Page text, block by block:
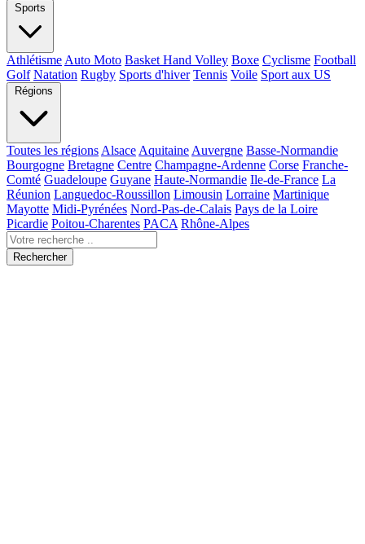
Sports
Athlétisme Auto Moto Basket Hand Volley Boxe Cyclisme Football
Golf Natation Rugby Sports d'hiver Tennis Voile Sport aux US
Régions
Toutes les régions Alsace Aquitaine Auvergne Basse-Normandie
Bourgogne Bretagne Centre Champagne-Ardenne Corse Franche-
Comté Guadeloupe Guyane Haute-Normandie Ile-de-France La
Réunion Languedoc-Roussillon Limousin Lorraine Martinique
Mayotte Midi-Pyrénées Nord-Pas-de-Calais Pays de la Loire
Picardie Poitou-Charentes PACA Rhône-Alpes
Rechercher